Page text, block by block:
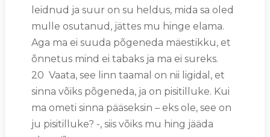
leidnud ja suur on su heldus, mida sa oled
mulle osutanud, jättes mu hinge elama.
Aga ma ei suuda põgeneda mäestikku, et
õnnetus mind ei tabaks ja ma ei sureks.
20 Vaata, see linn taamal on nii ligidal, et
sinna võiks põgeneda, ja on pisitilluke. Kui
ma ometi sinna pääseksin – eks ole, see on
ju pisitilluke? -, siis võiks mu hing jääda